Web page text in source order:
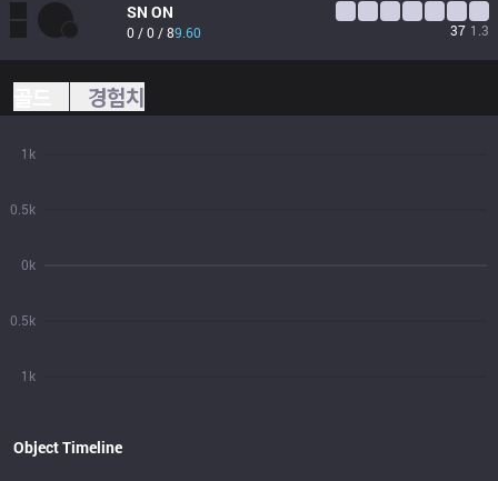
SN ON
0 / 0 / 89.60 37 1.3
경험치
1k
0.5k
0k
0.5k
1k
Object Timeline